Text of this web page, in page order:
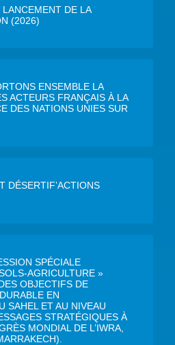
DE LA
(2026)
ENSEMBLE LA
ACTEURS FRANÇAIS À LA
DES NATIONS UNIES SUR
DÉSERTIF’ACTIONS
SPÉCIALE
AGRICULTURE »
OBJECTIFS DE
EN
SAHEL ET AU NIVEAU
STRATÉGIQUES À
MONDIAL DE L’IWRA,